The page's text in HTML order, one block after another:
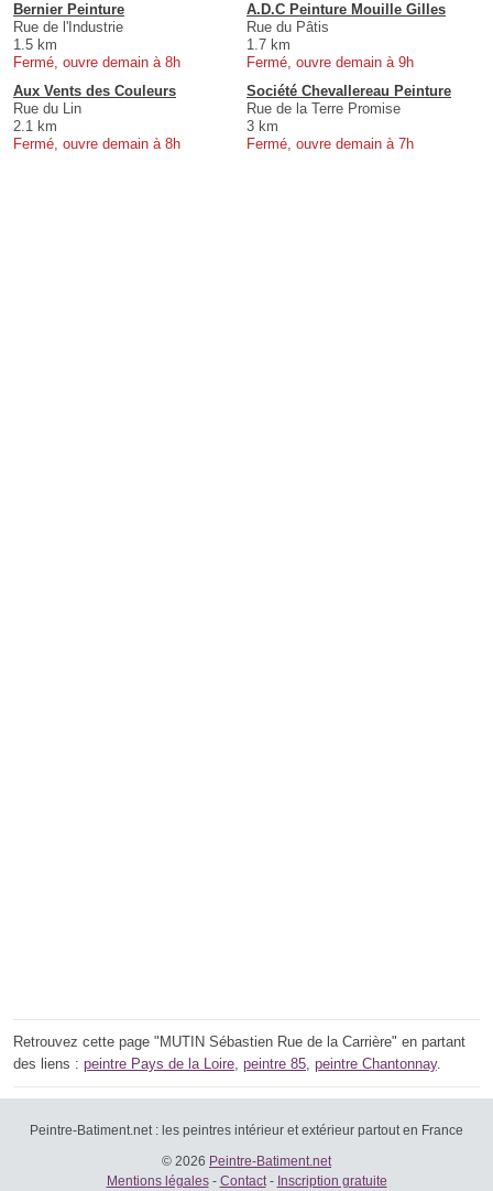
Bernier Peinture
Rue de l'Industrie
1.5 km
Fermé, ouvre demain à 8h
A.D.C Peinture Mouille Gilles
Rue du Pâtis
1.7 km
Fermé, ouvre demain à 9h
Aux Vents des Couleurs
Rue du Lin
2.1 km
Fermé, ouvre demain à 8h
Société Chevallereau Peinture
Rue de la Terre Promise
3 km
Fermé, ouvre demain à 7h
Retrouvez cette page "MUTIN Sébastien Rue de la Carrière" en partant
des liens : peintre Pays de la Loire, peintre 85, peintre Chantonnay.
Peintre-Batiment.net : les peintres intérieur et extérieur partout en France
© 2026 Peintre-Batiment.net
Mentions légales- Contact- Inscription gratuite